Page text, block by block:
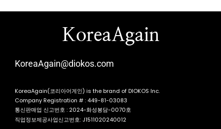
KoreaAgain
KoreaAgain@diokos.com
KoreaAgain(코리아어게인) is the brand of DIOKOS Inc.
Company Registration # : 449-81-03083
통신판매업 신고번호 : 2024-화성봉담-0070호
직업정보제공사업신고번호: J1511020240012